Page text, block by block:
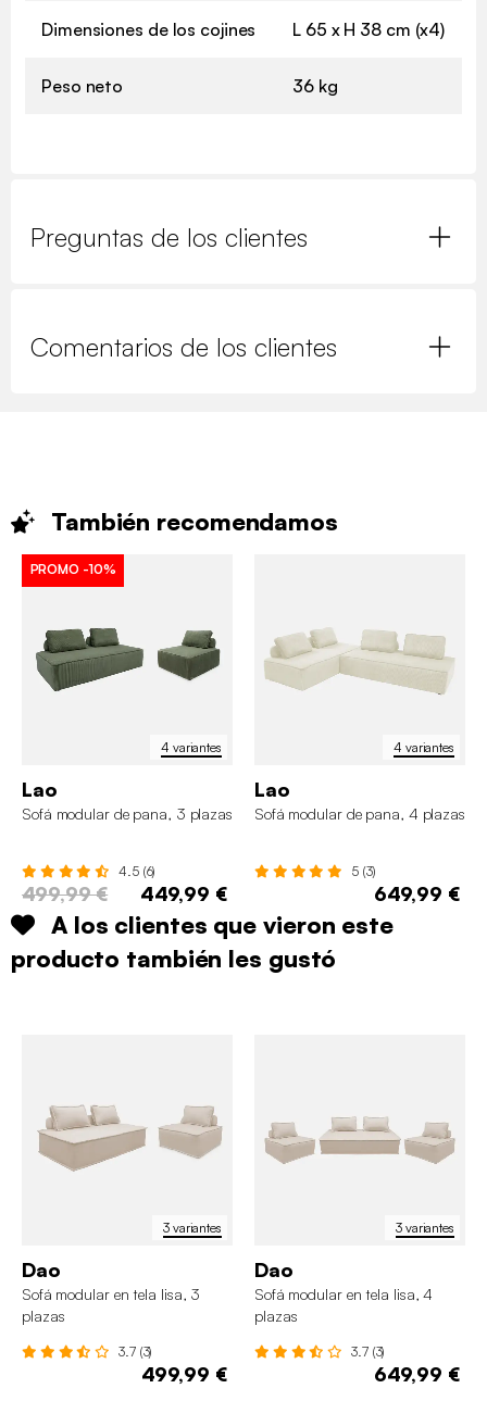
Dimensiones de los cojines L 65 x H 38 cm (x4)
Peso neto 36 kg
Preguntas de los clientes
Comentarios de los clientes
También recomendamos
4 variantes
PROMO -10%
Lao
Sofá modular de pana, 3 plazas
4.5 (6)
499,99 € 449,99 €
4 variantes
Lao
Sofá modular de pana, 4 plazas
5 (3)
649,99 €
A los clientes que vieron este
producto también les gustó
3 variantes
Dao
Sofá modular en tela lisa, 3
plazas
3.7 (3)
499,99 €
3 variantes
Dao
Sofá modular en tela lisa, 4
plazas
3.7 (3)
649,99 €